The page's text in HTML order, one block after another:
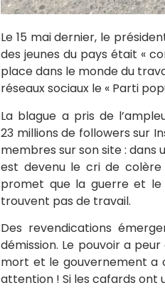
Le 15 mai dernier, le
des jeunes du pays était «
place dans le monde du
réseaux sociaux le « Parti
La blague a pris de
23 millions de followers sur
membres sur son site : dans
est devenu le cri de colère
promet que la guerre et le
trouvent pas de travail.
Des revendications
démission. Le pouvoir a
mort et le gouvernement a
attention ! Si les cafards ont